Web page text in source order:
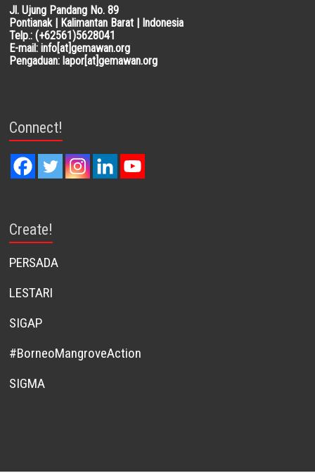
Jl. Ujung Pandang No. 89
Pontianak | Kalimantan Barat | Indonesia
Telp.: (+62561)5628041
E-mail: info[at]gemawan.org
Pengaduan: lapor[at]gemawan.org
Connect!
Create!
PERSADA
LESTARI
SIGAP
#BorneoMangroveAction
SIGMA